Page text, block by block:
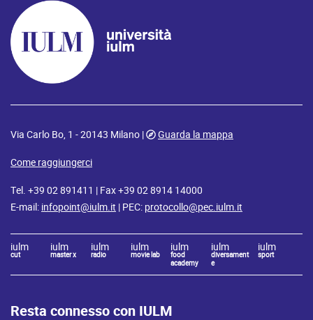
Via Carlo Bo, 1 - 20143 Milano |
Guarda la mappa
Come raggiungerci
Tel. +39 02 891411 | Fax +39 02 8914 14000
E-mail: infopoint@iulm.it | PEC: protocollo@pec.iulm.it
iulm
cut
iulm
master x
iulm
radio
iulm
movie lab
iulm
food
academy
iulm
diversament
e
iulm
sport
Resta connesso con IULM